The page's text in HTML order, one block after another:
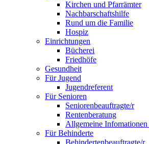
Kirchen und Pfarrämter
Nachbarschaftshilfe
Rund um die Familie
Hospiz
Einrichtungen
Bücherei
Friedhöfe
Gesundheit
Für Jugend
Jugendreferent
Für Senioren
Seniorenbeauftragte/r
Rentenberatung
Allgemeine
Für Behinderte
Behindertenbeauftragte/r